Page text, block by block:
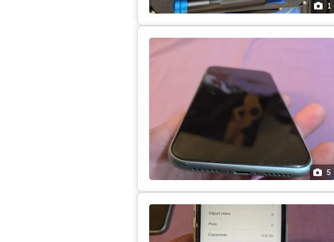
1
5